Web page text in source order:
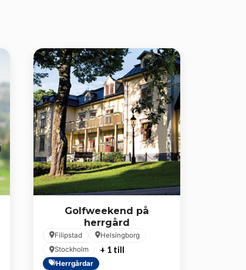
Golfweekend på
herrgård
Filipstad
Helsingborg
Stockholm
+ 1 till
Herrgårdar